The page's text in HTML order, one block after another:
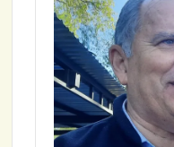
6
2
,
2
6